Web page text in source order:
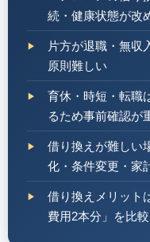
続・健康状態が改
片方が退職・無収
原則難しい
育休・時短・転職
るため事前確認が
借り換えが難しい
化・条件変更・家
借り換えメリット
費用2本分」を比